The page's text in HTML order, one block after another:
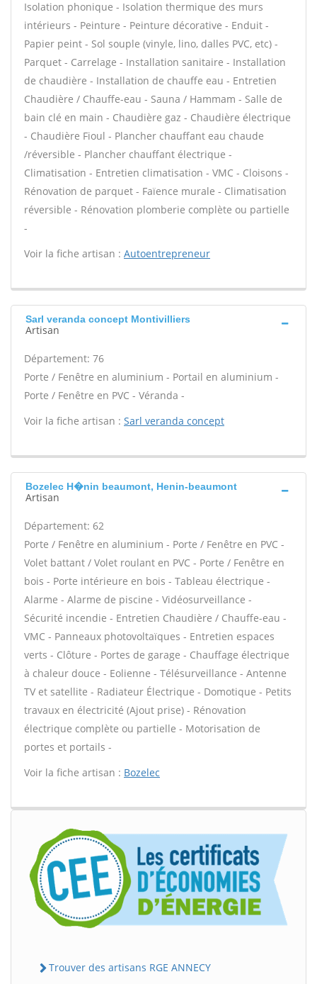
Isolation phonique - Isolation thermique des murs
intérieurs - Peinture - Peinture décorative - Enduit -
Papier peint - Sol souple (vinyle, lino, dalles PVC, etc) -
Parquet - Carrelage - Installation sanitaire - Installation
de chaudière - Installation de chauffe eau - Entretien
Chaudière / Chauffe-eau - Sauna / Hammam - Salle de
bain clé en main - Chaudière gaz - Chaudière électrique
- Chaudière Fioul - Plancher chauffant eau chaude
/réversible - Plancher chauffant électrique -
Climatisation - Entretien climatisation - VMC - Cloisons -
Rénovation de parquet - Faïence murale - Climatisation
réversible - Rénovation plomberie complète ou partielle
-
Voir la fiche artisan : Autoentrepreneur
Sarl veranda concept Montivilliers
Artisan
Département: 76
Porte / Fenêtre en aluminium - Portail en aluminium -
Porte / Fenêtre en PVC - Véranda -
Voir la fiche artisan : Sarl veranda concept
Bozelec H�nin beaumont, Henin-beaumont
Artisan
Département: 62
Porte / Fenêtre en aluminium - Porte / Fenêtre en PVC -
Volet battant / Volet roulant en PVC - Porte / Fenêtre en
bois - Porte intérieure en bois - Tableau électrique -
Alarme - Alarme de piscine - Vidéosurveillance -
Sécurité incendie - Entretien Chaudière / Chauffe-eau -
VMC - Panneaux photovoltaïques - Entretien espaces
verts - Clôture - Portes de garage - Chauffage électrique
à chaleur douce - Eolienne - Télésurveillance - Antenne
TV et satellite - Radiateur Électrique - Domotique - Petits
travaux en électricité (Ajout prise) - Rénovation
électrique complète ou partielle - Motorisation de
portes et portails -
Voir la fiche artisan : Bozelec
Trouver des artisans RGE ANNECY